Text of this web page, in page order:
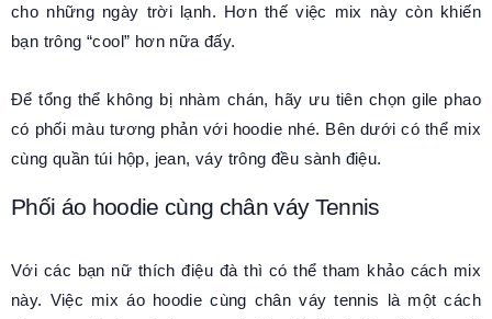
cho những ngày trời lạnh. Hơn thế việc mix này còn khiến
bạn trông “cool” hơn nữa đấy.
Để tổng thể không bị nhàm chán, hãy ưu tiên chọn gile phao
có phối màu tương phản với hoodie nhé. Bên dưới có thể mix
cùng quần túi hộp, jean, váy trông đều sành điệu.
Phối áo hoodie cùng chân váy Tennis
Với các bạn nữ thích điệu đà thì có thể tham khảo cách mix
này. Việc mix áo hoodie cùng chân váy tennis là một cách